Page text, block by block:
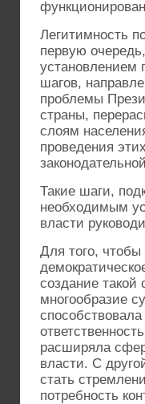
Легитимность
первую
установлением
шагов,
проблемы
страны,
слоям
проведения
Такие шаги,
необходимым
власти
Для того, чтобы
создание
многообразие
расширяла
власти. С
стать
потребность